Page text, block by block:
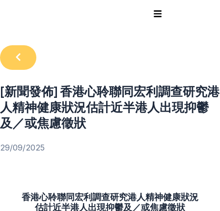
要
內
[新聞發佈] 香港心聆聯同宏利調查研究港
人精神健康狀況估計近半港人出現抑鬱
及／或焦慮徵狀
29/09/2025
香港心聆聯同宏利調查研究港人精神健康狀況
估計近半港人出現抑鬱及／或焦慮徵狀